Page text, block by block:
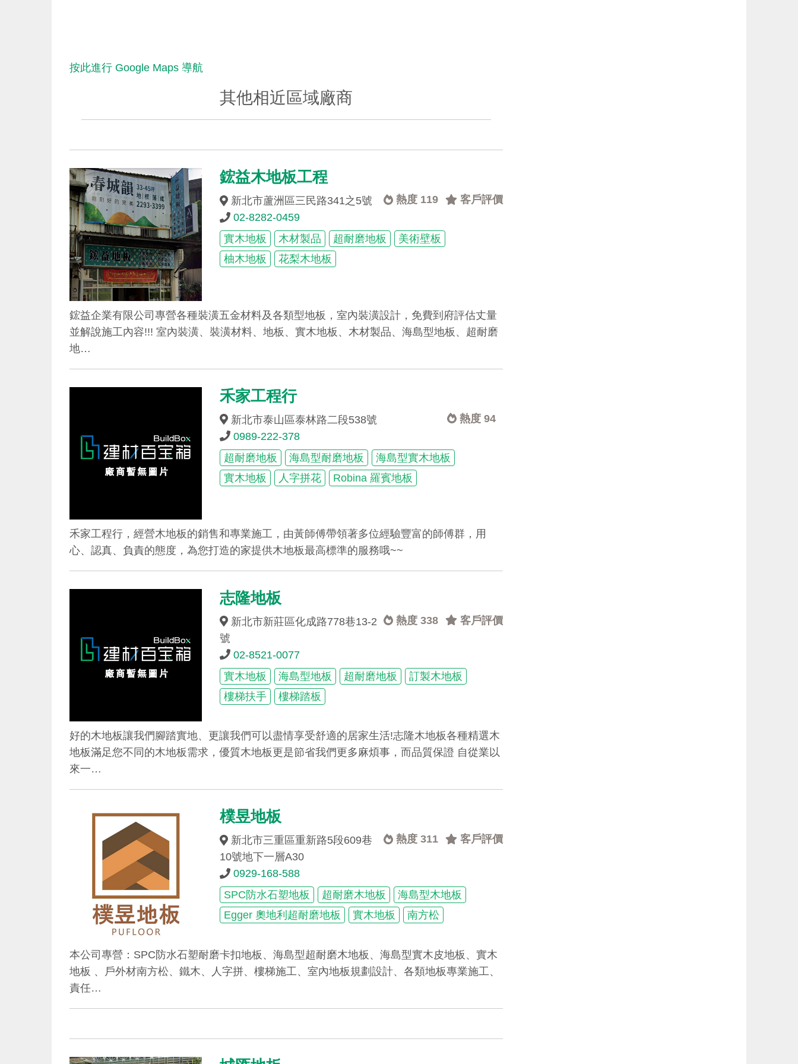
按此進行 Google Maps 導航
其他相近區域廠商
鋐益木地板工程
熱度 119 客戶評價
新北市蘆洲區三民路341之5號
02-8282-0459
實木地板
木材製品 超耐磨地板
美術壁板
柚木地板
花梨木地板
鋐益企業有限公司專營各種裝潢五金材料及各類型地板，室內裝潢設計，免費到府評估丈量
並解說施工內容!!! 室內裝潢、裝潢材料、地板、實木地板、木材製品、海島型地板、超耐磨
地…
禾家工程行
熱度 94
新北市泰山區泰林路二段538號
0989-222-378
超耐磨地板
海島型耐磨地板
海島型實木地板
實木地板
人字拼花 Robina 羅賓地板
禾家工程行，經營木地板的銷售和專業施工，由黃師傅帶領著多位經驗豐富的師傅群，用
心、認真、負責的態度，為您打造的家提供木地板最高標準的服務哦~~
志隆地板
熱度 338 客戶評價
新北市新莊區化成路778巷13-2
號
02-8521-0077
實木地板
海島型地板 超耐磨地板
訂製木地板
樓梯扶手
樓梯踏板
好的木地板讓我們腳踏實地、更讓我們可以盡情享受舒適的居家生活!志隆木地板各種精選木
地板滿足您不同的木地板需求，優質木地板更是節省我們更多麻煩事，而品質保證 自從業以
來一…
樸昱地板
熱度 311 客戶評價
新北市三重區重新路5段609巷
10號地下一層A30
0929-168-588
SPC防水石塑地板
超耐磨木地板
海島型木地板
Egger 奧地利超耐磨地板
實木地板 南方松
本公司專營：SPC防水石塑耐磨卡扣地板、海島型超耐磨木地板、海島型實木皮地板、實木
地板 、戶外材南方松、鐵木、人字拼、樓梯施工、室內地板規劃設計、各類地板專業施工、
責任…